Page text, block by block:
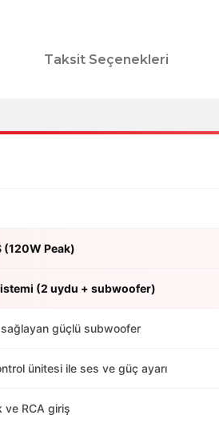
Taksit Seçenekleri
(120W Peak)
(2 uydu + subwoofer)
güçlü subwoofer
ünitesi ile ses ve güç ayarı
ve RCA giriş